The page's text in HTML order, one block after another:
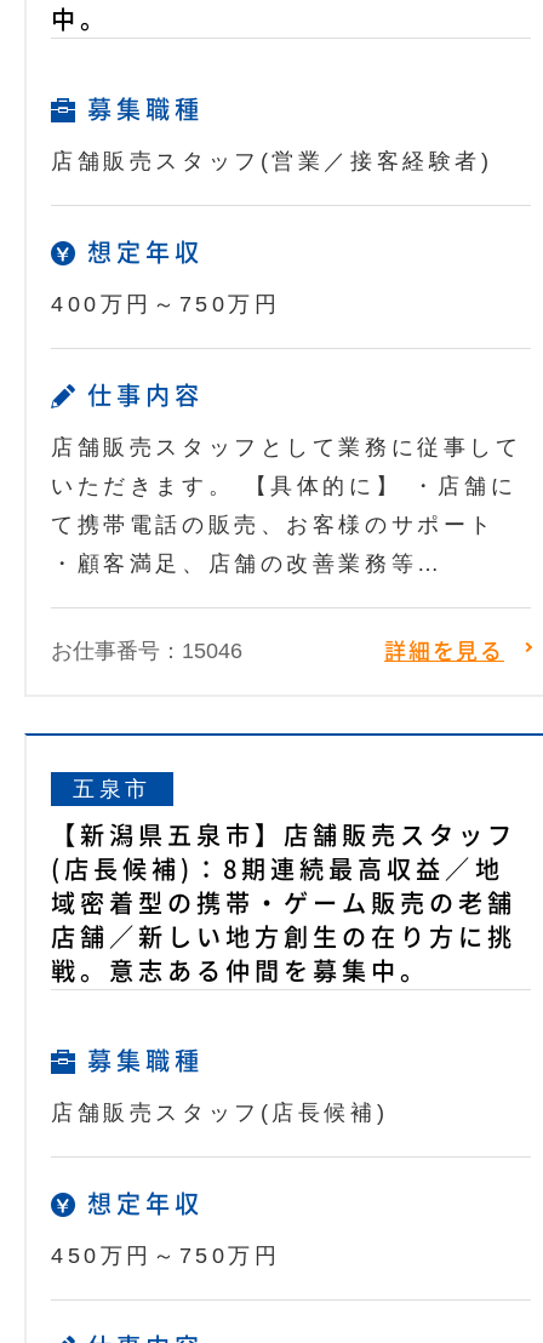
中。
募集職種
店舗販売スタッフ(営業／接客経験者)
想定年収
400万円～750万円
仕事内容
店舗販売スタッフとして業務に従事して
いただきます。 【具体的に】 ・店舗に
て携帯電話の販売、お客様のサポート
・顧客満足、店舗の改善業務等…
お仕事番号：15046 詳細を見る
五泉市
【新潟県五泉市】店舗販売スタッフ
(店長候補)：8期連続最高収益／地
域密着型の携帯・ゲーム販売の老舗
店舗／新しい地方創生の在り方に挑
戦。意志ある仲間を募集中。
募集職種
店舗販売スタッフ(店長候補)
想定年収
450万円～750万円